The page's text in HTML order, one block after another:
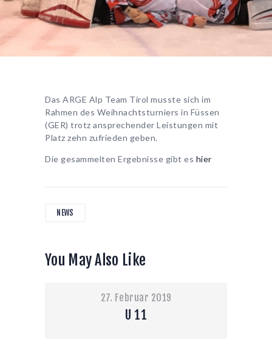
Das ARGE Alp Team Tirol musste sich im
Rahmen des Weihnachtsturniers in Füssen
(GER) trotz ansprechender Leistungen mit
Platz zehn zufrieden geben.
Die gesammelten Ergebnisse gibt es hier
NEWS
You May Also Like
27. Februar 2019
U 11